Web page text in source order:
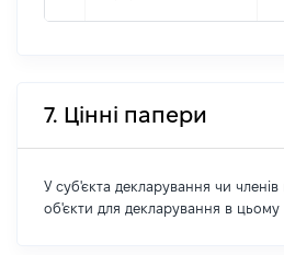
7. Цінні папери
У суб'єкта декларування чи членів
об'єкти для декларування в цьому